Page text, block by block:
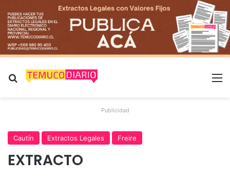
Buscar por
Publicidad
Cautín Extractos Legales Freire
EXTRACTO